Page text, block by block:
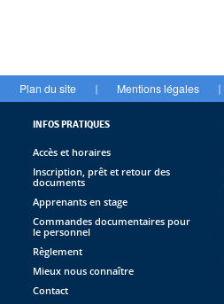
Plan du site | Mentions légales |
INFOS PRATIQUES
Accès et horaires
Inscription, prêt et retour des
documents
Apprenants en stage
Commandes documentaires pour
le personnel
Règlement
Mieux nous connaître
Contact